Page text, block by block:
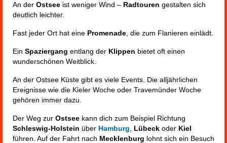
An der Ostsee ist weniger Wind – Radtouren gestalten sich
deutlich leichter.
Fast jeder Ort hat eine Promenade , die zum Flanieren einlädt.
Ein Spaziergang entlang der Klippen bietet oft einen
wunderschönen Weitblick.
An der Ostsee Küste gibt es viele Events. Die alljährlichen
Ereignisse wie die Kieler Woche oder Travemünder Woche
gehören immer dazu.
Der Weg zur Ostsee kann dich zum Beispiel Richtung
Schleswig-Holstein über Hamburg Lübeck oder Kiel
führen. Auf der Fahrt nach Mecklenburg lohnt sich ein Besuch